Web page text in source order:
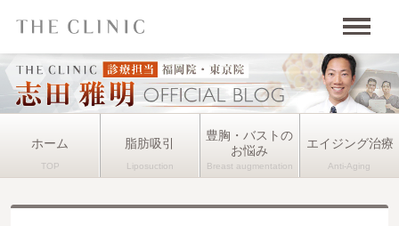
ホーム 脂肪吸引
豊胸・バストの
お悩み
エイジング治療